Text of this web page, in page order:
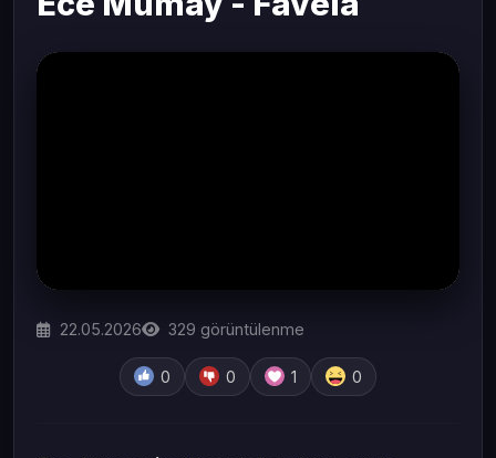
22.05.2026 329 görüntülenme
0 0 1 0